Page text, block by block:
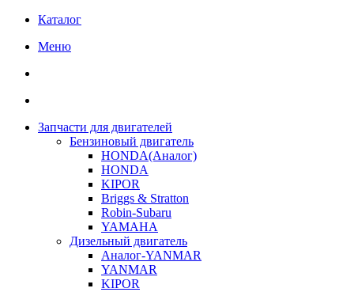
Каталог
Меню
Запчасти для двигателей
Бензиновый двигатель
HONDA(Aналог)
HONDA
KIPOR
Briggs & Stratton
Robin-Subaru
YAMAHA
Дизельный двигатель
Аналог-YANMAR
YANMAR
KIPOR